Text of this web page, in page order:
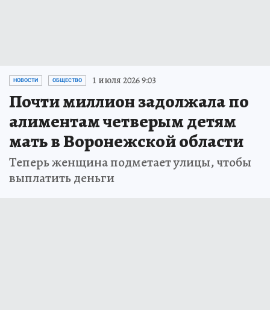
НОВОСТИ ОБЩЕСТВО 1 июля 2026 9:03
Почти миллион задолжала по
алиментам четверым детям
мать в Воронежской области
Теперь женщина подметает улицы, чтобы
выплатить деньги